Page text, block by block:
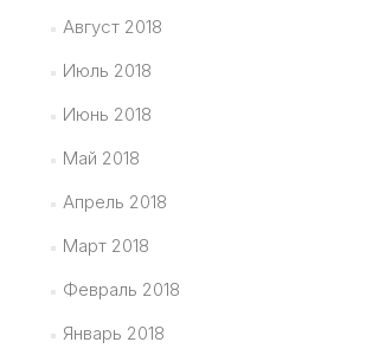
Август 2018
Июль 2018
Июнь 2018
Май 2018
Апрель 2018
Март 2018
Февраль 2018
Январь 2018